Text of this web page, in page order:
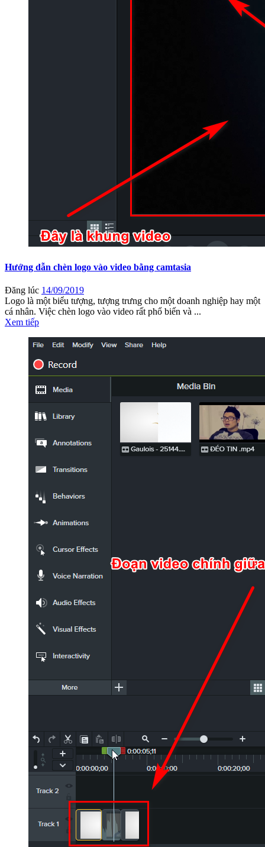
Hướng dẫn chèn logo vào video bằng camtasia
Đăng lúc 14/09/2019
Logo là một biểu tượng, tượng trưng cho một doanh nghiệp hay một
cá nhân. Việc chèn logo vào video rất phổ biến và ...
Xem tiếp